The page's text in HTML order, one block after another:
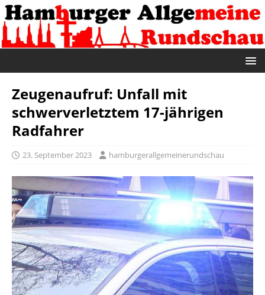
Zeugenaufruf: Unfall mit
schwerverletztem 17-jährigen
Radfahrer
23. September 2023 hamburgerallgemeinerundschau